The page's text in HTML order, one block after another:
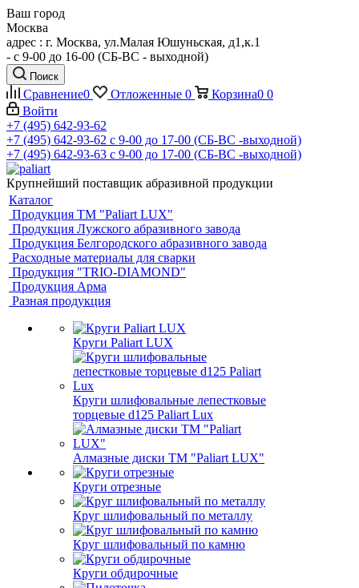
Ваш город
Москва
адрес : г. Москва, ул.Малая Юшуньская, д1,к.1
- c 9-00 до 16-00 (СБ-ВС - выходной)
Поиск
Сравнение0 Отложенные 0 Корзина0 0
Войти
+7 (495) 642-93-62
+7 (495) 642-93-62 c 9-00 до 17-00 (СБ-ВС -выходной)
+7 (495) 642-93-63 c 9-00 до 17-00 (СБ-ВС -выходной)
Крупнейший поставщик абразивной продукции
Каталог
Продукция ТМ "Paliart LUX"
Продукция Лужского абразивного завода
Продукция Белгородского абразивного завода
Расходные материалы для сварки
Продукция "TRIO-DIAMOND"
Продукция Арма
Разная продукция
Круги Paliart LUX
Круги шлифовальные лепестковые
торцевые d125 Paliart Lux
Алмазные диски ТМ "Paliart LUX"
Круги отрезные
Круг шлифовальный по металлу
Круг шлифовальный по камню
Круги обдирочные